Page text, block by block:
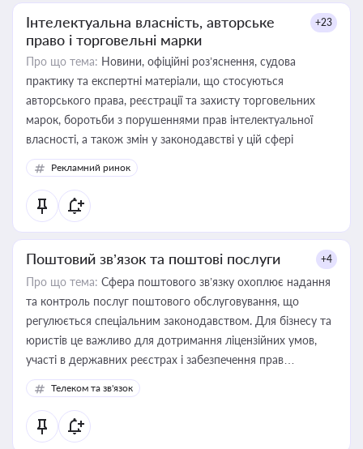
Інтелектуальна власність, авторське
право і торговельні марки
+23
Про що тема: Новини, офіційні роз’яснення, судова
практику та експертні матеріали, що стосуються
авторського права, реєстрації та захисту торговельних
марок, боротьби з порушеннями прав інтелектуальної
власності, а також змін у законодавстві у цій сфері
Рекламний ринок
Поштовий зв’язок та поштові послуги +4
Про що тема: Сфера поштового зв’язку охоплює надання
та контроль послуг поштового обслуговування, що
регулюється спеціальним законодавством. Для бізнесу та
юристів це важливо для дотримання ліцензійних умов,
участі в державних реєстрах і забезпечення прав
споживачів.
Телеком та зв'язок